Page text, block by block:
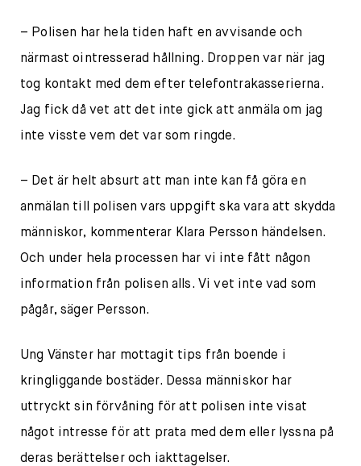
– Polisen har hela tiden haft en avvisande och
närmast ointresserad hållning. Droppen var när jag
tog kontakt med dem efter telefontrakasserierna.
Jag fick då vet att det inte gick att anmäla om jag
inte visste vem det var som ringde.
– Det är helt absurt att man inte kan få göra en
anmälan till polisen vars uppgift ska vara att skydda
människor, kommenterar Klara Persson händelsen.
Och under hela processen har vi inte fått någon
information från polisen alls. Vi vet inte vad som
pågår, säger Persson.
Ung Vänster har mottagit tips från boende i
kringliggande bostäder. Dessa människor har
uttryckt sin förvåning för att polisen inte visat
något intresse för att prata med dem eller lyssna på
deras berättelser och iakttagelser.